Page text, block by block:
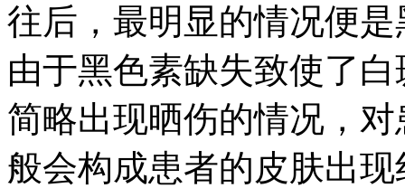
往后，最明显的情况便
由于黑色素缺失致使了
简略出现晒伤的情况，
般会构成患者的皮肤出